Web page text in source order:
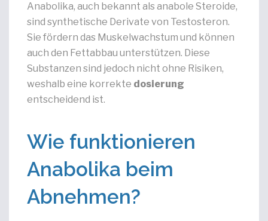
Anabolika, auch bekannt als anabole Steroide,
sind synthetische Derivate von Testosteron.
Sie fördern das Muskelwachstum und können
auch den Fettabbau unterstützen. Diese
Substanzen sind jedoch nicht ohne Risiken,
weshalb eine korrekte dosierung
entscheidend ist.
Wie funktionieren
Anabolika beim
Abnehmen?